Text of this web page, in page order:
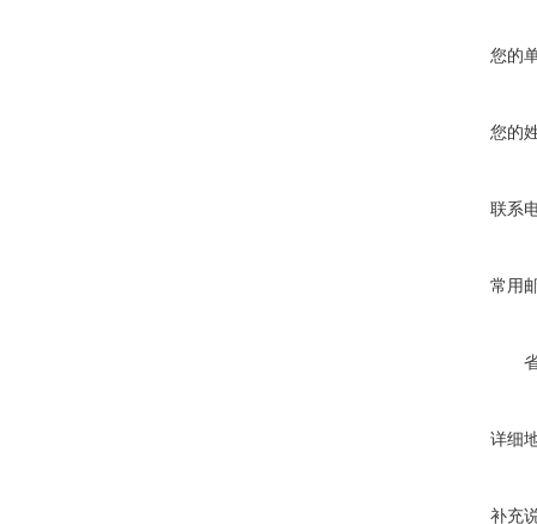
您的
您的
联系
常用
详细
补充